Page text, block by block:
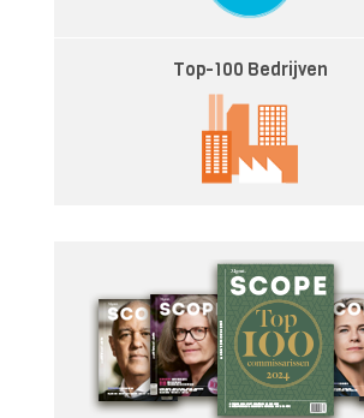
Top-100 Bedrijven